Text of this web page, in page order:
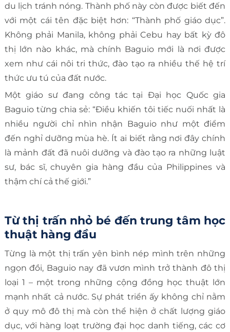
du lịch tránh nóng. Thành phố này còn được biết đến
với một cái tên đặc biệt hơn: “Thành phố giáo dục”.
Không phải Manila, không phải Cebu hay bất kỳ đô
thị lớn nào khác, mà chính Baguio mới là nơi được
xem như cái nôi tri thức, đào tạo ra nhiều thế hệ trí
thức ưu tú của đất nước.
Một giáo sư đang công tác tại Đại học Quốc gia
Baguio từng chia sẻ: “Điều khiến tôi tiếc nuối nhất là
nhiều người chỉ nhìn nhận Baguio như một điểm
đến nghỉ dưỡng mùa hè. Ít ai biết rằng nơi đây chính
là mảnh đất đã nuôi dưỡng và đào tạo ra những luật
sư, bác sĩ, chuyên gia hàng đầu của Philippines và
thậm chí cả thế giới.”
Từ thị trấn nhỏ bé đến trung tâm học
thuật hàng đầu
Từng là một thị trấn yên bình nép mình trên những
ngọn đồi, Baguio nay đã vươn mình trở thành đô thị
loại 1 – một trong những cộng đồng học thuật lớn
mạnh nhất cả nước. Sự phát triển ấy không chỉ nằm
ở quy mô đô thị mà còn thể hiện ở chất lượng giáo
dục, với hàng loạt trường đại học danh tiếng, các cơ